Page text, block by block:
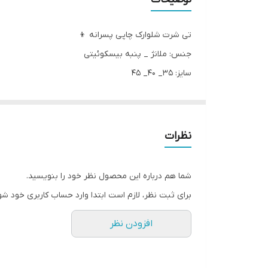
تی شرت شلوارک چاپی پسرانه 👦
جنس: ملانژ _ پنبه بیسکوئیتی
سایز: ۳۵_ ۴۰_ ۴۵
نظرات
شما هم درباره این محصول نظر خود را بنویسید.
برای ثبت نظر، لازم است ابتدا وارد حساب کاربری خود
افزودن نظر